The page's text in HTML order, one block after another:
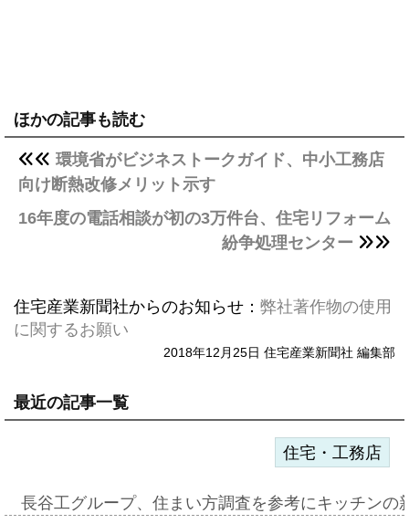
ほかの記事も読む
環境省がビジネストークガイド、中小工務店
向け断熱改修メリット示す
16年度の電話相談が初の3万件台、住宅リフォーム
紛争処理センター
住宅産業新聞社からのお知らせ： 弊社著作物の使用
に関するお願い
2018年12月25日 住宅産業新聞社 編集部
最近の記事一覧
住宅・工務店
長谷工グループ、住まい方調査を参考にキッチン